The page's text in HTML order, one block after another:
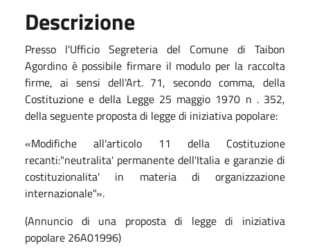
Descrizione
Presso l'Ufficio Segreteria del Comune di Taibon
Agordino è possibile firmare il modulo per la raccolta
firme, ai sensi dell'Art. 71, secondo comma, della
Costituzione e della Legge 25 maggio 1970 n . 352,
della seguente proposta di legge di iniziativa popolare:
«Modifiche all'articolo 11 della Costituzione
recanti:"neutralita' permanente dell'Italia e garanzie di
costituzionalita' in materia di organizzazione
internazionale"».
(Annuncio di una proposta di legge di iniziativa
popolare 26A01996)